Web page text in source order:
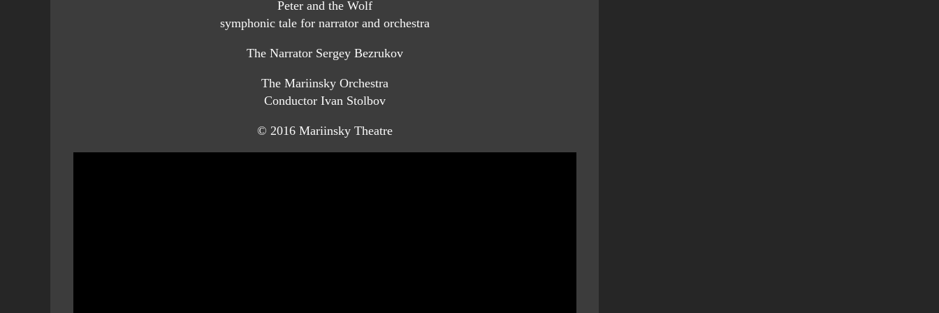
Peter and the Wolf
symphonic tale for narrator and orchestra
The Narrator Sergey Bezrukov
The Mariinsky Orchestra
Conductor Ivan Stolbov
© 2016 Mariinsky Theatre